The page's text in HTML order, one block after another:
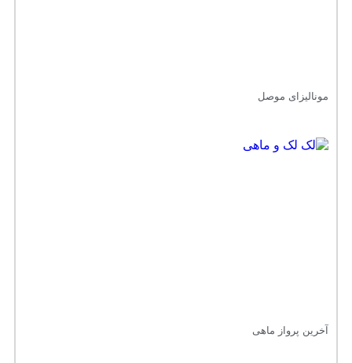
مونالیزای موصل
آخرین پرواز ماهی